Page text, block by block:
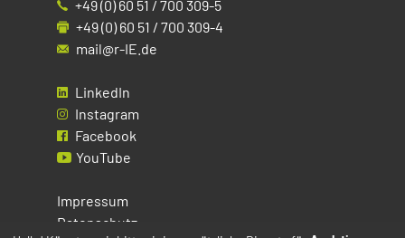
+49 (0) 60 51 / 700 309-5
+49 (0) 60 51 / 700 309-4
mail@r-IE.de
LinkedIn
Instagram
Facebook
YouTube
Impressum
Datenschutz